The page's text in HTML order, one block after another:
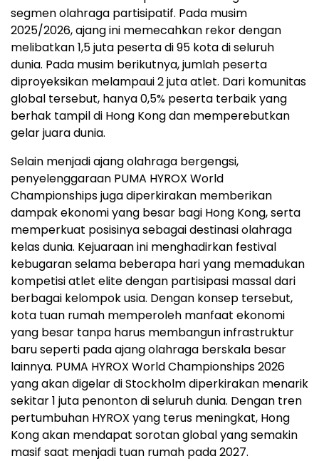
segmen olahraga partisipatif. Pada musim
2025/2026, ajang ini memecahkan rekor dengan
melibatkan 1,5 juta peserta di 95 kota di seluruh
dunia. Pada musim berikutnya, jumlah peserta
diproyeksikan melampaui 2 juta atlet. Dari komunitas
global tersebut, hanya 0,5% peserta terbaik yang
berhak tampil di Hong Kong dan memperebutkan
gelar juara dunia.
Selain menjadi ajang olahraga bergengsi,
penyelenggaraan PUMA HYROX World
Championships juga diperkirakan memberikan
dampak ekonomi yang besar bagi Hong Kong, serta
memperkuat posisinya sebagai destinasi olahraga
kelas dunia. Kejuaraan ini menghadirkan festival
kebugaran selama beberapa hari yang memadukan
kompetisi atlet elite dengan partisipasi massal dari
berbagai kelompok usia. Dengan konsep tersebut,
kota tuan rumah memperoleh manfaat ekonomi
yang besar tanpa harus membangun infrastruktur
baru seperti pada ajang olahraga berskala besar
lainnya. PUMA HYROX World Championships 2026
yang akan digelar di Stockholm diperkirakan menarik
sekitar 1 juta penonton di seluruh dunia. Dengan tren
pertumbuhan HYROX yang terus meningkat, Hong
Kong akan mendapat sorotan global yang semakin
masif saat menjadi tuan rumah pada 2027.